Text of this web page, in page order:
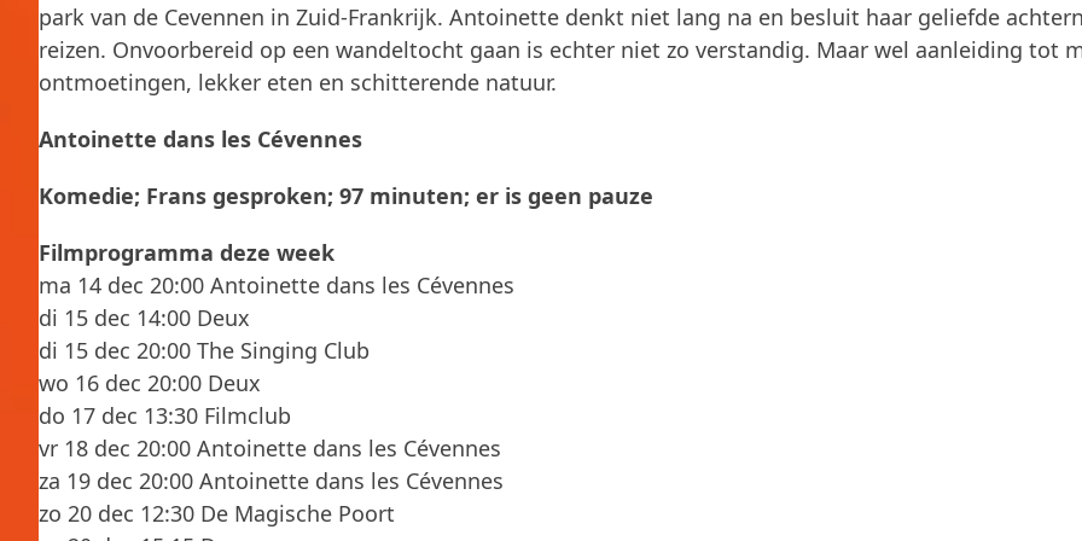
park van de Cevennen in Zuid-Frankrijk. Antoinette denkt niet lang na en besluit haar geliefde
reizen. Onvoorbereid op een wandeltocht gaan is echter niet zo verstandig. Maar wel aanleiding tot
ontmoetingen, lekker eten en schitterende natuur.
Antoinette dans les Cévennes
Komedie; Frans gesproken; 97 minuten; er is geen pauze
Filmprogramma deze week
ma 14 dec 20:00 Antoinette dans les Cévennes
di 15 dec 14:00 Deux
di 15 dec 20:00 The Singing Club
wo 16 dec 20:00 Deux
do 17 dec 13:30 Filmclub
vr 18 dec 20:00 Antoinette dans les Cévennes
za 19 dec 20:00 Antoinette dans les Cévennes
zo 20 dec 12:30 De Magische Poort